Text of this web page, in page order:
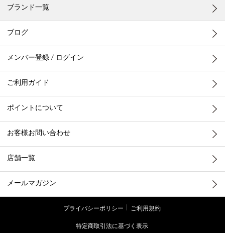
ブランド一覧
ブログ
メンバー登録 / ログイン
ご利用ガイド
ポイントについて
お客様お問い合わせ
店舗一覧
メールマガジン
プライバシーポリシー
ご利用規約
特定商取引法に基づく表示